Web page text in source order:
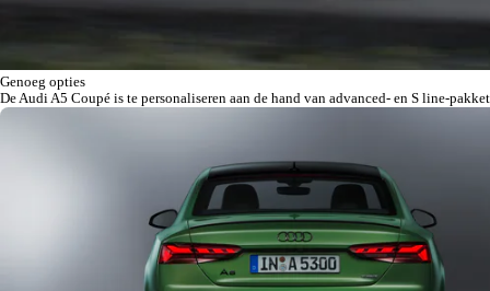
Genoeg opties
De Audi A5 Coupé is te personaliseren aan de hand van advanced- en S line-